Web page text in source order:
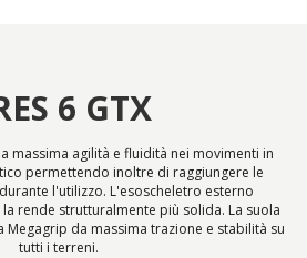
6 GTX
massima agilità e fluidità nei movimenti in
permettendo inoltre di raggiungere le
l'utilizzo. L'esoscheletro esterno
rende strutturalmente più solida. La suola
Megagrip da massima trazione e stabilità su
tutti i terreni.